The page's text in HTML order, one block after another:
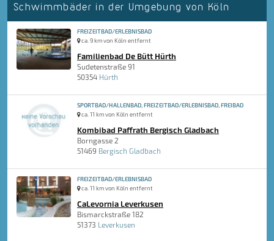
Schwimmbäder in der Umgebung von Köln
FREIZEITBAD/ERLEBNISBAD
ca. 9 km von Köln entfernt
Familienbad De Bütt Hürth
Sudetenstraße 91
50354 Hürth
SPORTBAD/HALLENBAD, FREIZEITBAD/ERLEBNISBAD, FREIBAD
ca. 11 km von Köln entfernt
Kombibad Paffrath Bergisch Gladbach
Borngasse 2
51469 Bergisch Gladbach
FREIZEITBAD/ERLEBNISBAD
ca. 11 km von Köln entfernt
CaLevornia Leverkusen
Bismarckstraße 182
51373 Leverkusen